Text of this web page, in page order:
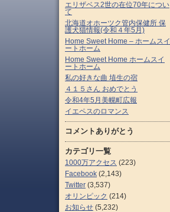
エリザベス2世の在位70年につい
て
北海道オホーツク管内保健所 保
護犬猫情報(令和４年5月)
Home Sweet Home – ホームスイ
ートホーム
Home Sweet Home ホームスイ
ートホーム
私の好きな曲 埴生の宿
４１５さん おめでとう
令和4年5月美幌町広報
イエペスのロマンス
コメントありがとう
カテゴリ一覧
1000万アクセス (223)
Facebook (2,143)
Twitter (3,537)
オリンピック (214)
お知らせ (5,232)